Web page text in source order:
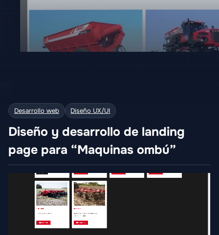
Desarrollo web Diseño UX/UI
Diseño y desarrollo de landing
page para “Maquinas ombú”